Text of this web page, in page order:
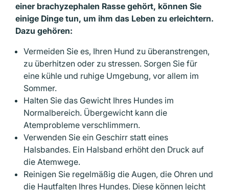
einer brachyzephalen Rasse gehört, können Sie
einige Dinge tun, um ihm das Leben zu erleichtern.
Dazu gehören:
Vermeiden Sie es, Ihren Hund zu überanstrengen,
zu überhitzen oder zu stressen. Sorgen Sie für
eine kühle und ruhige Umgebung, vor allem im
Sommer.
Halten Sie das Gewicht Ihres Hundes im
Normalbereich. Übergewicht kann die
Atemprobleme verschlimmern.
Verwenden Sie ein Geschirr statt eines
Halsbandes. Ein Halsband erhöht den Druck auf
die Atemwege.
Reinigen Sie regelmäßig die Augen, die Ohren und
die Hautfalten Ihres Hundes. Diese können leicht